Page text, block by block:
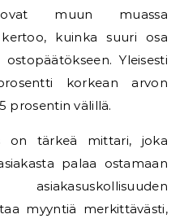
muun muassa
kuinka suuri osa
Yleisesti
korkean arvon
prosentin välillä.
on tärkeä mittari, joka
palaa ostamaan
myyntiä merkittävästi,